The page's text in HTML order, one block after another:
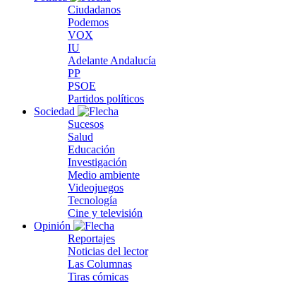
Ciudadanos
Podemos
VOX
IU
Adelante Andalucía
PP
PSOE
Partidos políticos
Sociedad
Sucesos
Salud
Educación
Investigación
Medio ambiente
Videojuegos
Tecnología
Cine y televisión
Opinión
Reportajes
Noticias del lector
Las Columnas
Tiras cómicas